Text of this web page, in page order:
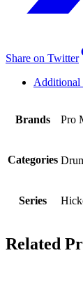
Share on Twitter
Additional
Brands Pro
Categories
Series
Related